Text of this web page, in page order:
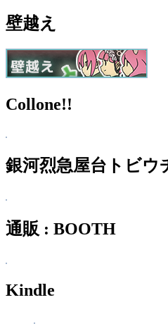
壁越え
Collone!!
銀河烈急屋台トビウ
通販 : BOOTH
Kindle